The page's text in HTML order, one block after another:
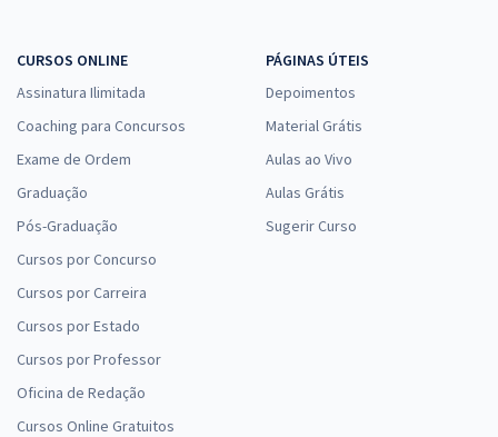
CURSOS ONLINE
Assinatura Ilimitada
Coaching para Concursos
Exame de Ordem
Graduação
Pós-Graduação
Cursos por Concurso
Cursos por Carreira
Cursos por Estado
Cursos por Professor
Oficina de Redação
Cursos Online Gratuitos
PÁGINAS ÚTEIS
Depoimentos
Material Grátis
Aulas ao Vivo
Aulas Grátis
Sugerir Curso